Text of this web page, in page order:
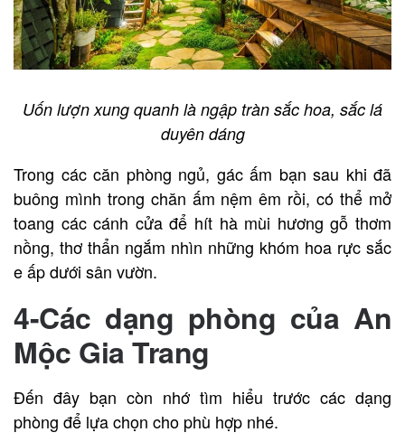
Uốn lượn xung quanh là ngập tràn sắc hoa, sắc lá
duyên dáng
Trong các căn phòng ngủ, gác ấm bạn sau khi đã
buông mình trong chăn ấm nệm êm rồi, có thể mở
toang các cánh cửa để hít hà mùi hương gỗ thơm
nồng, thơ thẩn ngắm nhìn những khóm hoa rực sắc
e ấp dưới sân vườn.
4-Các dạng phòng của An
Mộc Gia Trang
Đến đây bạn còn nhớ tìm hiểu trước các dạng
phòng để lựa chọn cho phù hợp nhé.